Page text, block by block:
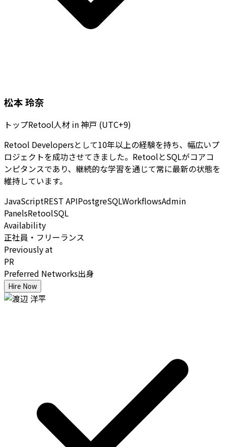
松本 玲奈
トップRetool人材 in神戸 (UTC+9)
Retool Developersとして10年以上の経験を持ち、幅広いプ
ロジェクトを成功させてきました。RetoolとSQLがコアコ
ンピタンスであり、継続的な学習を通じて常に最新の状態を
維持しています。
JavaScriptREST APIPostgreSQLWorkflowsAdmin
PanelsRetoolSQL
Availability
正社員・フリーランス
Previously at
PR
Preferred Networks出身
Hire Now